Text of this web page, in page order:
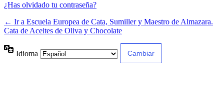
¿Has olvidado tu contraseña?
← Ir a Escuela Europea de Cata, Sumiller y Maestro de Almazara.
Cata de Aceites de Oliva y Chocolate
Idioma